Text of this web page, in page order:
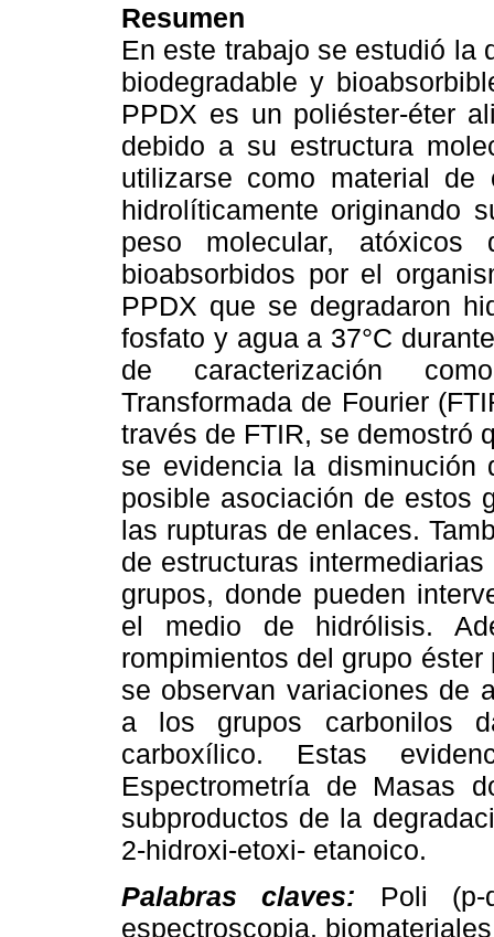
Resumen
En este trabajo se estudió la
biodegradable y
PPDX es un poliéster-éter
debido a su estructura
utilizarse como material de
hidrolíticamente originando
peso molecular, atóxicos
bioabsorbidos por el
PPDX que se degradaron
fosfato y agua a 37°C
de caracterización
Transformada de Fourier
través de FTIR, se demostró
se evidencia la disminución
posible asociación de estos
las rupturas de enlaces.
de estructuras
grupos, donde pueden
el medio de hidrólisis.
rompimientos del grupo
se observan variaciones de
a los grupos carbonilos
carboxílico. Estas
Espectrometría de Masas
subproductos de la
2-hidroxi-etoxi- etanoico.
Palabras claves: Poli (p-
espectroscopia,